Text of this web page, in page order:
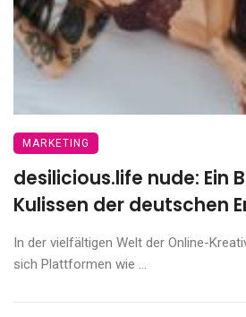
MARKETING
desilicious.life nude: Ein
Kulissen der deutschen
In der vielfältigen Welt der Online-
sich Plattformen wie ...